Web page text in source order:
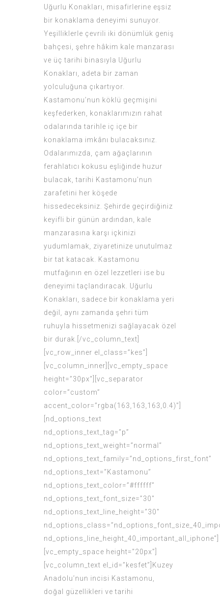
Uğurlu Konakları, misafirlerine eşsiz
bir konaklama deneyimi sunuyor.
Yeşilliklerle çevrili iki dönümlük geniş
bahçesi, şehre hâkim kale manzarası
ve üç tarihi binasıyla Uğurlu
Konakları, adeta bir zaman
yolculuğuna çıkartıyor.
Kastamonu’nun köklü geçmişini
keşfederken, konaklarımızın rahat
odalarında tarihle iç içe bir
konaklama imkânı bulacaksınız.
Odalarımızda, çam ağaçlarının
ferahlatıcı kokusu eşliğinde huzur
bulacak, tarihi Kastamonu’nun
zarafetini her köşede
hissedeceksiniz. Şehirde geçirdiğiniz
keyifli bir günün ardından, kale
manzarasına karşı içkinizi
yudumlamak, ziyaretinize unutulmaz
bir tat katacak. Kastamonu
mutfağının en özel lezzetleri ise bu
deneyimi taçlandıracak. Uğurlu
Konakları, sadece bir konaklama yeri
değil, aynı zamanda şehri tüm
ruhuyla hissetmenizi sağlayacak özel
bir durak.[/vc_column_text]
[vc_row_inner el_class=”kes”]
[vc_column_inner][vc_empty_space
height=”30px”][vc_separator
color=”custom”
accent_color=”rgba(163,163,163,0.4)”]
[nd_options_text
nd_options_text_tag=”p”
nd_options_text_weight=”normal”
nd_options_text_family=”nd_options_first_font”
nd_options_text=”Kastamonu”
nd_options_text_color=”#ffffff”
nd_options_text_font_size=”30″
nd_options_text_line_height=”30″
nd_options_line_height_40_important_all_iphone”]
[vc_empty_space height=”20px”]
[vc_column_text el_id=”kesfet”]Kuzey
Anadolu’nun incisi Kastamonu,
doğal güzellikleri ve tarihi